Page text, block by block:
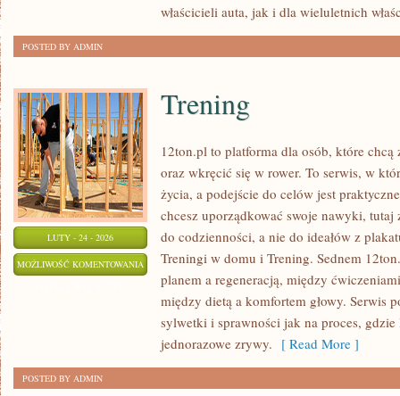
właścicieli auta, jak i dla wieluletnich
POSTED BY ADMIN
LUTY - 24 - 2026
MOŻLIWOŚĆ KOMENTOWANIA TRENING
Trening
12ton.pl to platforma dla osób, które
oraz wkręcić się w rower. To serwis, w
życia, a podejście do celów jest
chcesz uporządkować swoje nawyki, tutaj
do codzienności, a nie do ideałów z
Treningi w domu i Trening. Sednem
planem a regeneracją, między
między dietą a komfortem głowy. Serwis
sylwetki i sprawności jak na proces, gdzie
jednorazowe zrywy. [ Read More ]
POSTED BY ADMIN